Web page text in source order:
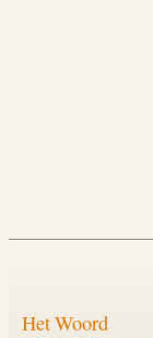
Het Woord